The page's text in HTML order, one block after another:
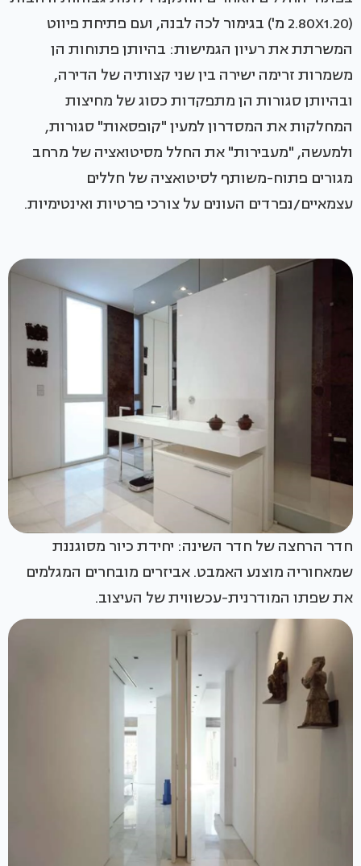
(2.80X1.20 מ') בגימור לכה לבנה, ועם פתיחת פיווט
המשרתת את רעיון הגמישות: בהיותן פתוחות הן
משמרות זרימה ישירה בין שני קצותיה של הדירה,
ובהיותן סגורות הן מתפקדות כסוג של מחיצות
המחלקות את המסדרון למעין "קופסאות" סגורות,
ולמעשה, "מעבירות" את החלל מסיטואציה של מרחב
מגורים פתוח-משותף לסיטואציה של חללים
עצמאיים/נפרדים העונים על צורכי פרטיות ואינטימיות.
חדר הרחצה של חדר השינה: יחידת כיור מסוגננת
שמאחוריה מוצנע האמבט. אביזרים מובחרים המגלמים
את שפתו המודרנית-עכשווית של העיצוב.